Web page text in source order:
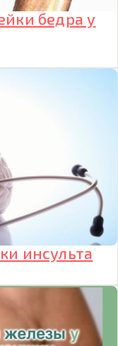
бедра у
инсульта